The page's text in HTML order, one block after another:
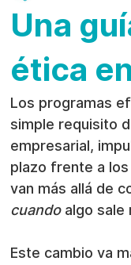
Una
ética
Los programas
simple requisito
empresarial,
plazo frente a
van más allá de
cuando algo sale
Este cambio va